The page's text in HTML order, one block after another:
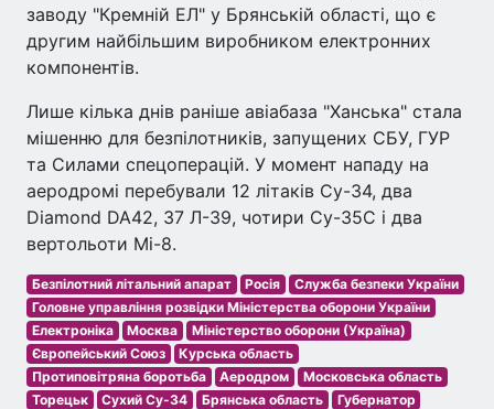
заводу "Кремній ЕЛ" у Брянській області, що є
другим найбільшим виробником електронних
компонентів.
Лише кілька днів раніше авіабаза "Ханська" стала
мішенню для безпілотників, запущених СБУ, ГУР
та Силами спецоперацій. У момент нападу на
аеродромі перебували 12 літаків Су-34, два
Diamond DA42, 37 Л-39, чотири Су-35С і два
вертольоти Мі-8.
Безпілотний літальний апарат Росія
Служба безпеки України
Головне управління розвідки Міністерства оборони України
Електроніка
Москва
Міністерство оборони (Україна)
Європейський Союз
Курська область
Протиповітряна боротьба
Аеродром
Московська область
Торецьк
Сухий Су-34 Брянська область
Губернатор